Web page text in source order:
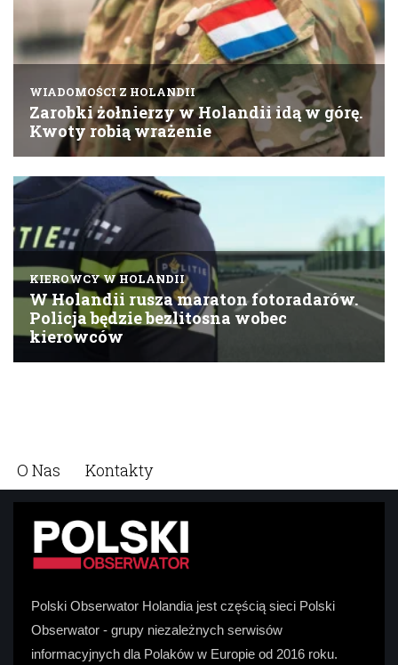
O Nas Kontakty
Polski Obserwator Holandia jest częścią sieci Polski
Obserwator - grupy niezależnych serwisów
informacyjnych dla Polaków w Europie od 2016 roku.